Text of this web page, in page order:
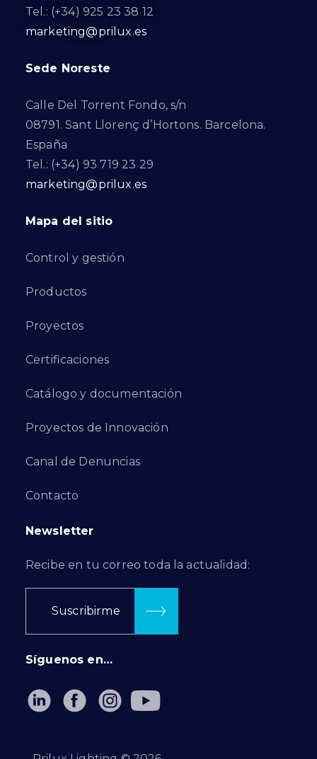
Tel.: (+34) 925 23 38 12
marketing@prilux.es
Sede Noreste
Calle Del Torrent Fondo, s/n
08791. Sant Llorenç d’Hortons. Barcelona.
España
Tel.: (+34) 93 719 23 29
marketing@prilux.es
Mapa del sitio
Control y gestión
Productos
Proyectos
Certificaciones
Catálogo y documentación
Proyectos de Innovación
Canal de Denuncias
Contacto
Newsletter
Recibe en tu correo toda la actualidad:
Suscribirme
Síguenos en…